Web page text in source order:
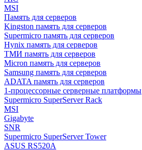
MSI
Память для серверов
Kingston память для серверов
Supermicro память для серверов
Hynix память для серверов
ТМИ память для серверов
Micron память для серверов
Samsung память для серверов
ADATA память для серверов
1-процессорные серверные платформы
Supermicro SuperServer Rack
MSI
Gigabyte
SNR
Supermicro SuperServer Tower
ASUS RS520A